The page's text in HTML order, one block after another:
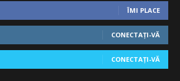
ÎMI PLACE
CONECTAȚI-VĂ
CONECTAȚI-VĂ